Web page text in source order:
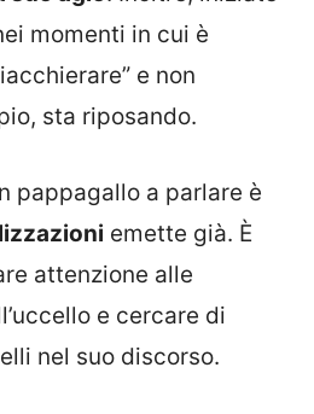
momenti in cui è
e non
sta riposando.
pappagallo a parlare è
emette già. È
attenzione alle
e cercare di
nel suo discorso.